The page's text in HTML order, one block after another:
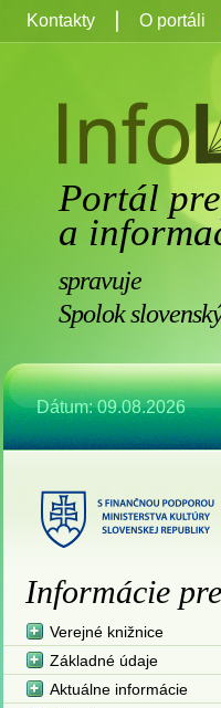
Portál
a
spravuje
Spolok
Dátum: 09.08.2026
Kontakty O portáli
Informácie pre
Verejné knižnice
Základné údaje
Aktuálne informácie